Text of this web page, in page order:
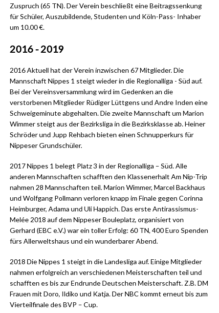
Zuspruch (65 TN). Der Verein beschließt eine Beitragssenkung
für Schüler, Auszubildende, Studenten und Köln-Pass- Inhaber
um 10.00 €.
2016 - 2019
2016 Aktuell hat der Verein inzwischen 67 Mitglieder. Die
Mannschaft Nippes 1 steigt wieder in die Regionalliga - Süd auf.
Bei der Vereinsversammlung wird im Gedenken an die
verstorbenen Mitglieder Rüdiger Lüttgens und Andre Inden eine
Schweigeminute abgehalten. Die zweite Mannschaft um Marion
Wimmer steigt aus der Bezirksliga in die Bezirksklasse ab. Heiner
Schröder und Jupp Rehbach bieten einen Schnupperkurs für
Nippeser Grundschüler.
2017 Nippes 1 belegt Platz 3 in der Regionalliga – Süd. Alle
anderen Mannschaften schafften den Klassenerhalt Am Nip-Trip
nahmen 28 Mannschaften teil. Marion Wimmer, Marcel Backhaus
und Wolfgang Pollmann verloren knapp im Finale gegen Corinna
Heimburger, Adama und Uli Happich. Das erste Antirassismus-
Melée 2018 auf dem Nippeser Bouleplatz, organisiert von
Gerhard (EBC e.V.) war ein toller Erfolg: 60 TN, 400 Euro Spenden
fürs Allerweltshaus und ein wunderbarer Abend.
2018 Die Nippes 1 steigt in die Landesliga auf. Einige Mitglieder
nahmen erfolgreich an verschiedenen Meisterschaften teil und
schafften es bis zur Endrunde Deutschen Meisterschaft. Z.B. DM
Frauen mit Doro, Ildiko und Katja. Der NBC kommt erneut bis zum
Vierteilfinale des BVP – Cup.